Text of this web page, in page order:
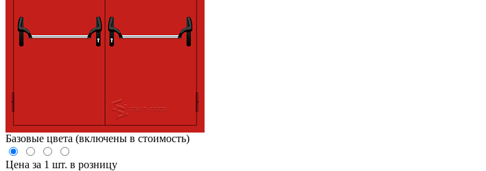
Базовые цвета (включены в стоимость)
Цена за 1 шт. в розницу